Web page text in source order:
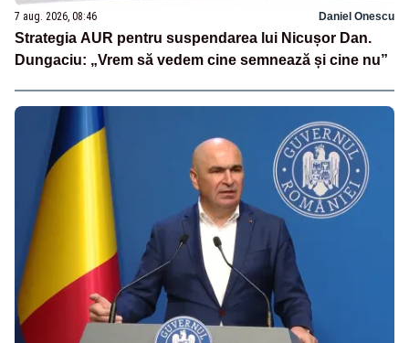
7 aug. 2026, 08:46 Daniel Onescu
Strategia AUR pentru suspendarea lui Nicușor Dan.
Dungaciu: „Vrem să vedem cine semnează și cine nu”